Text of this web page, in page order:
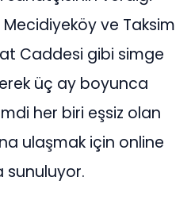
ve Taksim
Caddesi gibi simge
üç ay boyunca
her biri eşsiz olan
ulaşmak için online
sunuluyor.